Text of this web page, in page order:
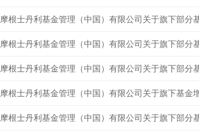
摩根士丹利基金管理（中国）有限公司关于旗下部分
摩根士丹利基金管理（中国）有限公司关于旗下部分